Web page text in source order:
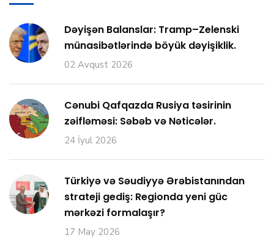
Dəyişən Balanslar: Tramp–Zelenski
münasibətlərində böyük dəyişiklik.
02 Avqust 2026
Cənubi Qafqazda Rusiya təsirinin
zəifləməsi: Səbəb və Nəticələr.
24 İyul 2026
Türkiyə və Səudiyyə Ərəbistanından
strateji gediş: Regionda yeni güc
mərkəzi formalaşır?
17 May 2026